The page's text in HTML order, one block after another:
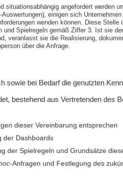
situationsabhängig angefordert werden
-Auswertungen), einigen sich
wenden können. Diese Stelle
Spielregeln gemäß Ziffer 3. Ist sie
veranlasst sie die Realisierung,
über die Anfrage.
sowie bei Bedarf die genutzten
bestehend aus Vertretenden des
dieser Vereinbarung entsprechen
der Dashboards
der Spielregeln und Grundsätze
-Anfragen und Festlegung des